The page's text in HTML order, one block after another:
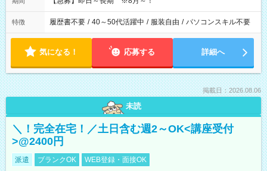
特徴 履歴書不要 / 40～50代活躍中 / 服装自由 / パソコンスキル不要
気になる！ 応募する 詳細へ
掲載日：2026.08.06
未読
＼！完全在宅！／土日含む週2～OK<講座受付
>@2400円
派遣 ブランクOK WEB登録・面接OK